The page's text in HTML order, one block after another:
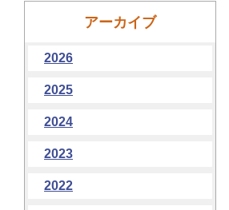
アーカイブ
2026
2025
2024
2023
2022